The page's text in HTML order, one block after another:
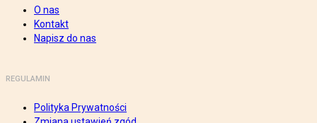
O nas
Kontakt
Napisz do nas
REGULAMIN
Polityka Prywatności